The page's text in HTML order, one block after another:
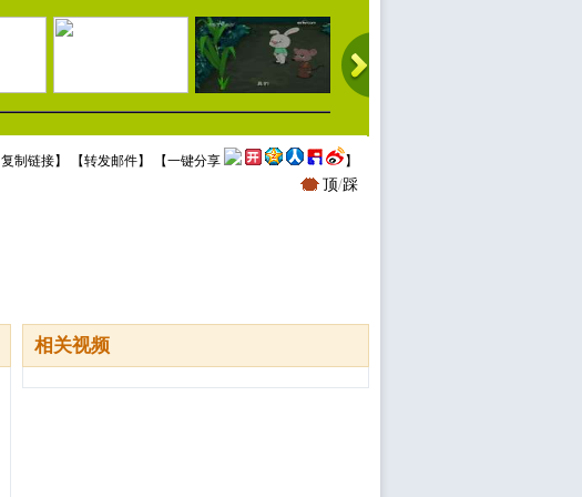
复制链接】 【转发邮件】 【一键分享 】
顶/踩
相关视频